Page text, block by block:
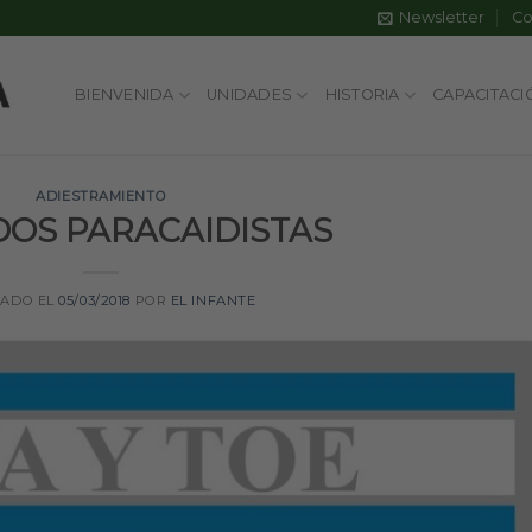
Newsletter
BIENVENIDA UNIDADES HISTORIA
ADIESTRAMIENTO
PARACAIDISTAS
EL05/03/2018 POR EL INFANTE